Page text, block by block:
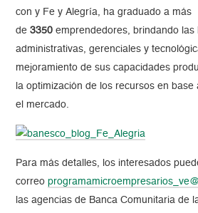
con y Fe y Alegría, ha graduado a más
de3350 emprendedores, brindando las
administrativas, gerenciales y
mejoramiento de sus capacidades
la optimización de los recursos en base
el mercado.
Para más detalles, los interesados
correo
las agencias de Banca Comunitaria de